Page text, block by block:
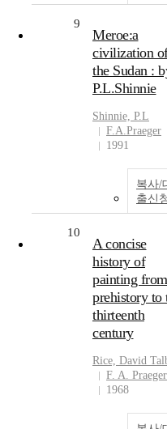
9
Meroe:a
civilization
the Sudan :
P.L.Shinnie
Shinnie, P.L
F.A.Praeger
1991
복사/
출신
10
A concise
history of
painting from
prehistory to
thirteenth
century
Rice, David
F. A. Praeger
1968